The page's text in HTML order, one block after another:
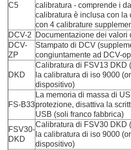
C5
calibratura - comprende i
calibratura è inclusa con la
con 4 calibrature
DCV-2
Documentazione dei valori
DCV-
ZP
Stampato di DCV
congiuntamente ad DCV-
DKD
Calibratura di FSV13 DKD
la calibratura di iso 9000
dispositivo)
FS-B33
La memoria di massa di
protezione, disattiva la
USB (soli franco fabbrica)
FSV30-
DKD
Calibratura di FSV30 DKD
la calibratura di iso 9000
dispositivo)